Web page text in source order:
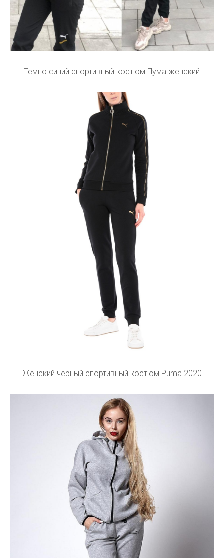
Темно синий спортивный костюм Пума женский
Женский черный спортивный костюм Puma 2020